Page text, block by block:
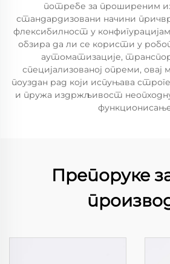
потребе за проширеним
стандардизовани начини
флексибилност у
обзира да ли се користи у
аутоматизације,
специјализованој опреми, овај
поуздан рад који испуњава
и пружа издржљивост
Препоруке